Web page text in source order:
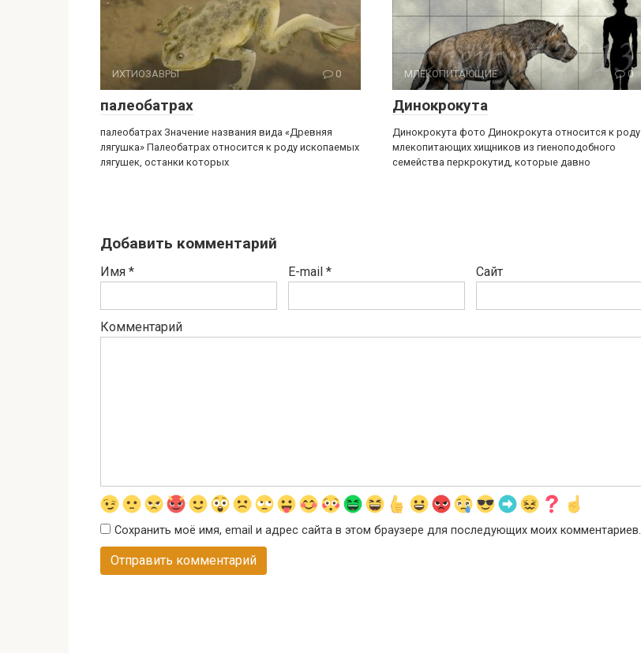
ИХТИОЗАВРЫ 0
палеобатрах
палеобатрах Значение названия вида «Древняя
лягушка» Палеобатрах относится к роду ископаемых
лягушек, останки которых
МЛЕКОПИТАЮЩИЕ 0
Динокрокута
Динокрокута фото Динокрокута относится к роду
млекопитающих хищников из гиеноподобного
семейства перкрокутид, которые давно
Добавить комментарий
Имя * E-mail * Сайт
Комментарий
Сохранить моё имя, email и адрес сайта в этом браузере для последующих моих комментариев.